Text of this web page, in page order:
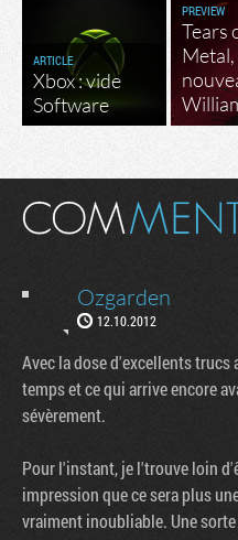
ARTICLE
Xbox : vide
Software
PREVIEW
Tears
Metal,
Masquer les
Ozgarden
12.10.2012
Avec la dose d'excellents trucs
temps et ce qui arrive encore
sévèrement.
Pour l'instant, je l'trouve loin
impression que ce sera plus
vraiment inoubliable. Une